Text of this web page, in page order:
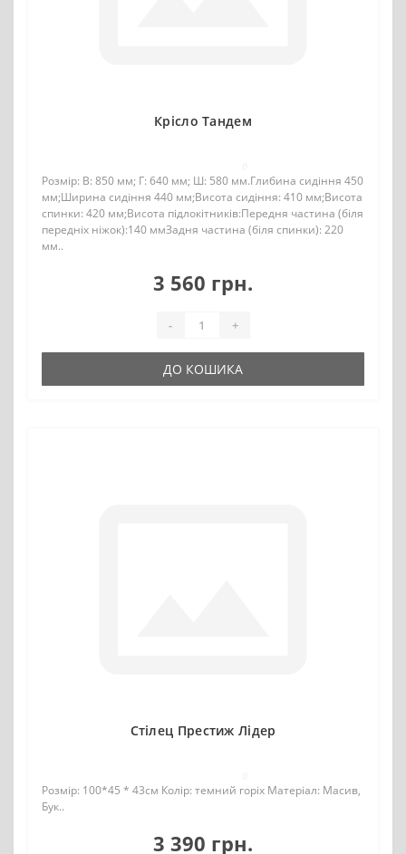
Крісло Тандем
Розмір: В: 850 мм; Г: 640 мм; Ш: 580 мм.Глибина сидіння 450
мм;Ширина сидіння 440 мм;Висота сидіння: 410 мм;Висота
спинки: 420 мм;Висота підлокітників:Передня частина (біля
передніх ніжок):140 ммЗадня частина (біля спинки): 220
мм..
3 560 грн.
- +
ДО КОШИКА
Стілец Престиж Лідер
Розмір: 100*45 * 43см Колір: темний горіх Матеріал: Масив,
Бук..
3 390 грн.